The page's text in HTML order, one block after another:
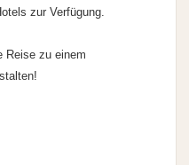
zur Verfügung.
Reise zu einem